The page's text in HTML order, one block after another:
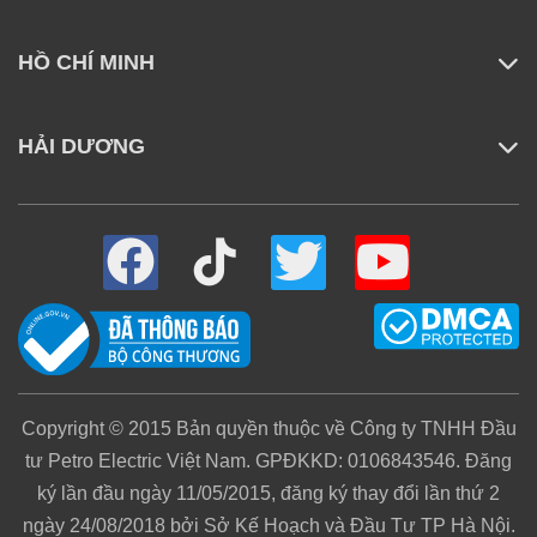
ở nhiệt độ 45°C. Nước sạch được làm nóng và phân
bật các vết bẩn cứng đầu như vết dầu mỡ, chất lỏng
vệ thiết bị vừa duy trì hiệu suất ổn định trong suốt
quá trình hoạt động.
HỒ CHÍ MINH
HẢI DƯƠNG
Copyright © 2015 Bản quyền thuộc về Công ty TNHH Đầu
tư Petro Electric Việt Nam. GPĐKKD: 0106843546. Đăng
ký lần đầu ngày 11/05/2015, đăng ký thay đổi lần thứ 2
ngày 24/08/2018 bởi Sở Kế Hoạch và Đầu Tư TP Hà Nội.